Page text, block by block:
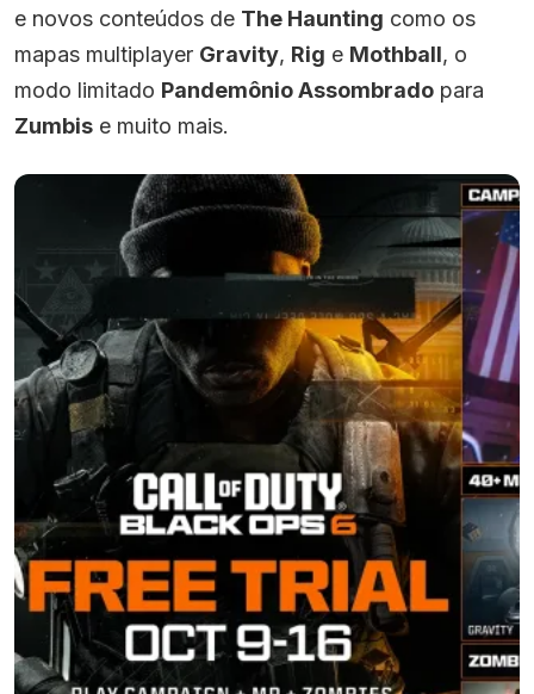
e novos conteúdos de The Haunting como os
mapas multiplayer Gravity, Rig e Mothball, o
modo limitado Pandemônio Assombrado para
Zumbis e muito mais.